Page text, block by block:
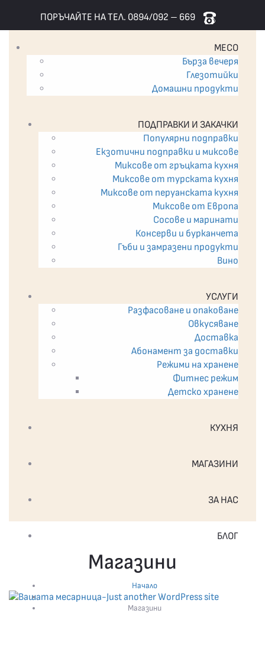
ПОРЪЧАЙТЕ НА ТЕЛ. 0894/092 – 669
МЕСО
Бърза вечеря
Глезотийки
Домашни продукти
ПОДПРАВКИ И ЗАКАЧКИ
Популярни подправки
Екзотични подпрaвки и миксове
Миксове от гръцката кухня
Миксове от турската кухня
Миксове от перуанската кухня
Миксове от Европа
Сосове и маринати
Консерви и бурканчета
Гъби и замразени продукти
Вино
УСЛУГИ
Разфасоване и опаковане
Овкусяване
Доставка
Абонамент за доставки
Режими на хранене
Фитнес режим
Детско хранене
КУХНЯ
МАГАЗИНИ
ЗА НАС
БЛОГ
Магазини
Начало
/
Магазини